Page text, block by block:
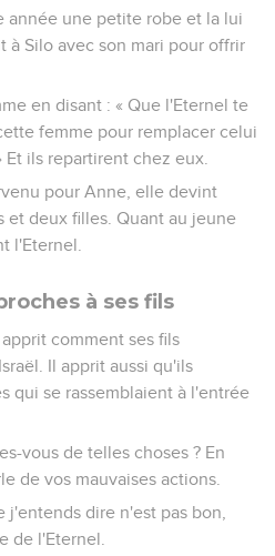
année une petite robe et la lui
à Silo avec son mari pour offrir
en disant : « Que l'Eternel te
femme pour remplacer celui
ils repartirent chez eux.
pour Anne, elle devint
deux filles. Quant au jeune
l'Eternel.
à ses fils
comment ses fils
Il apprit aussi qu'ils
qui se rassemblaient à l'entrée
vous de telles choses ? En
de vos mauvaises actions.
j'entends dire n'est pas bon,
de l'Eternel.